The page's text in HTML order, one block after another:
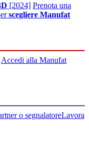
[2024] Prenota una
scegliere Manufat
Accedi alla Manufat
o segnalatoreLavora